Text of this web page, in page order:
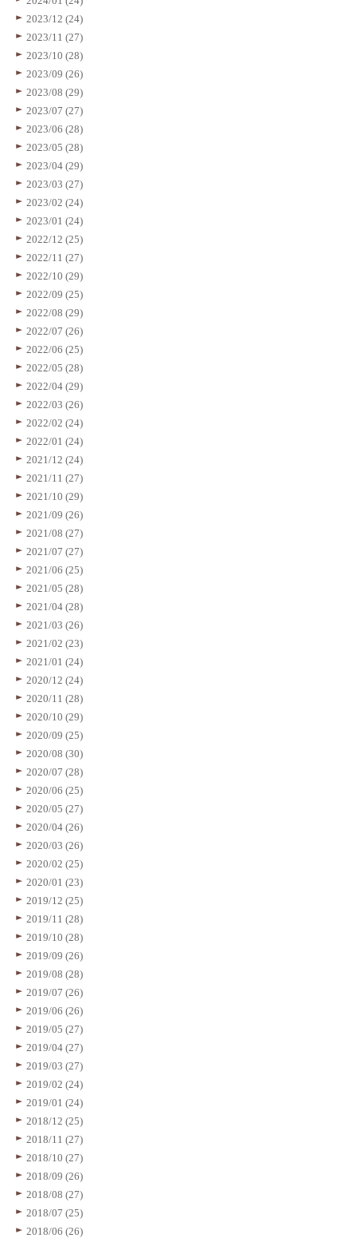
2023/12 (24)
2023/11 (27)
2023/10 (28)
2023/09 (26)
2023/08 (29)
2023/07 (27)
2023/06 (28)
2023/05 (28)
2023/04 (29)
2023/03 (27)
2023/02 (24)
2023/01 (24)
2022/12 (25)
2022/11 (27)
2022/10 (29)
2022/09 (25)
2022/08 (29)
2022/07 (26)
2022/06 (25)
2022/05 (28)
2022/04 (29)
2022/03 (26)
2022/02 (24)
2022/01 (24)
2021/12 (24)
2021/11 (27)
2021/10 (29)
2021/09 (26)
2021/08 (27)
2021/07 (27)
2021/06 (25)
2021/05 (28)
2021/04 (28)
2021/03 (26)
2021/02 (23)
2021/01 (24)
2020/12 (24)
2020/11 (28)
2020/10 (29)
2020/09 (25)
2020/08 (30)
2020/07 (28)
2020/06 (25)
2020/05 (27)
2020/04 (26)
2020/03 (26)
2020/02 (25)
2020/01 (23)
2019/12 (25)
2019/11 (28)
2019/10 (28)
2019/09 (26)
2019/08 (28)
2019/07 (26)
2019/06 (26)
2019/05 (27)
2019/04 (27)
2019/03 (27)
2019/02 (24)
2019/01 (24)
2018/12 (25)
2018/11 (27)
2018/10 (27)
2018/09 (26)
2018/08 (27)
2018/07 (25)
2018/06 (26)